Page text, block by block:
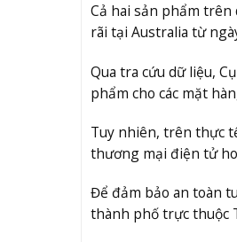
Cả hai sản phẩm trên
rãi tại Australia từ
Qua tra cứu dữ liệu,
phẩm cho các mặt
Tuy nhiên, trên thực
thương mại điện tử
Để đảm bảo an toàn
thành phố trực thuộc